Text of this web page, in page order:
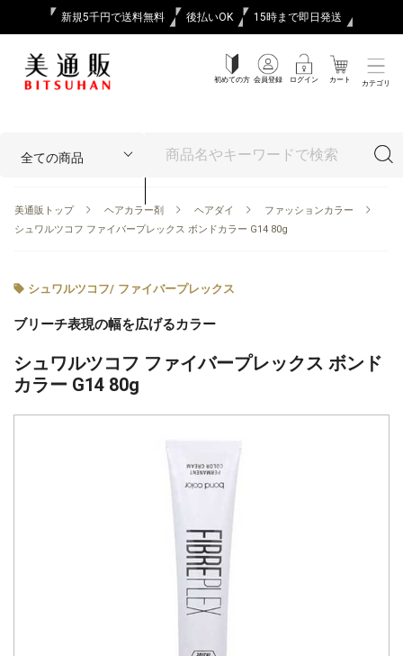
新規5千円で送料無料 後払いOK 15時まで即日発送
初めての方 会員登録 ログイン カート カテゴリ
美通販トップ ヘアカラー剤 ヘアダイ
ファッションカラー
シュワルツコフ ファイバープレックス ボンドカラー G14 80g
シュワルツコフ/ ファイバープレックス
ブリーチ表現の幅を広げるカラー
シュワルツコフ ファイバープレックス ボンド
カラー G14 80g